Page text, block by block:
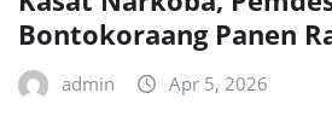
Bontokoraang Panen
admin Apr 5, 2026